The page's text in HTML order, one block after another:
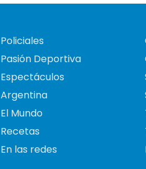
Policiales
Pasión Deportiva
Espectáculos
Argentina
El Mundo
Recetas
En las redes